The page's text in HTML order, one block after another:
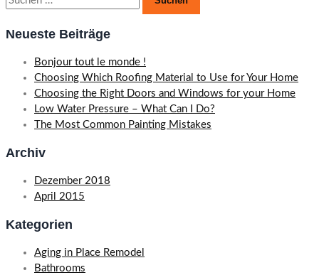
nach:
Neueste Beiträge
Bonjour tout le monde !
Choosing Which Roofing Material to Use for Your Home
Choosing the Right Doors and Windows for your Home
Low Water Pressure – What Can I Do?
The Most Common Painting Mistakes
Archiv
Dezember 2018
April 2015
Kategorien
Aging in Place Remodel
Bathrooms